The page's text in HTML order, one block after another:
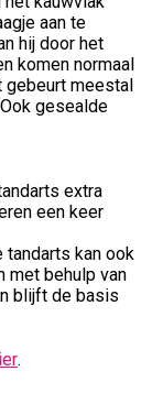
aan te
hij door het
komen normaal
gebeurt meestal
gesealde
extra
een keer
kan ook
met behulp van
blijft de basis
.